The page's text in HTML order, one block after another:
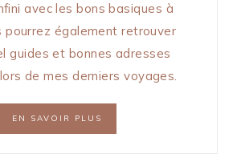
avec les bons basiques à
pourrez également retrouver
guides et bonnes adresses
de mes derniers voyages.
EN SAVOIR PLUS